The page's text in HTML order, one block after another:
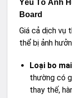
Yếu Tố Ảnh
Board
Giá cả dịch vụ
thể bị ảnh
Loại bo
thường có
thay thế,